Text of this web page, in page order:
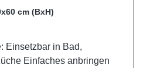
cm (BxH)
Einfaches anbringen